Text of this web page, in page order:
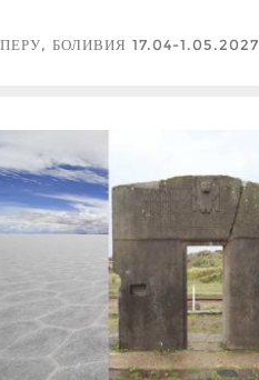
ПЕРУ, БОЛИВИЯ 17.04-1.05.2027